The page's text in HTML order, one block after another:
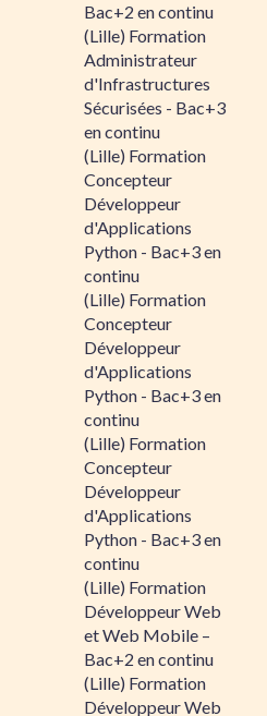
Bac+2 en continu
(Lille) Formation
Administrateur
d'Infrastructures
Sécurisées - Bac+3
en continu
(Lille) Formation
Concepteur
Développeur
d'Applications
Python - Bac+3 en
continu
(Lille) Formation
Concepteur
Développeur
d'Applications
Python - Bac+3 en
continu
(Lille) Formation
Concepteur
Développeur
d'Applications
Python - Bac+3 en
continu
(Lille) Formation
Développeur Web
et Web Mobile –
Bac+2 en continu
(Lille) Formation
Développeur Web